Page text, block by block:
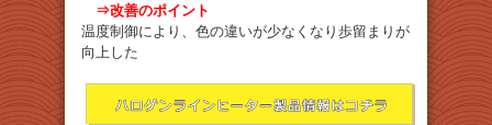
⇒改善のポイント
温度制御により、色の違いが少なくなり歩留まりが
向上した